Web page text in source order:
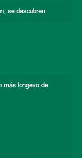
se descubren
más longevo de